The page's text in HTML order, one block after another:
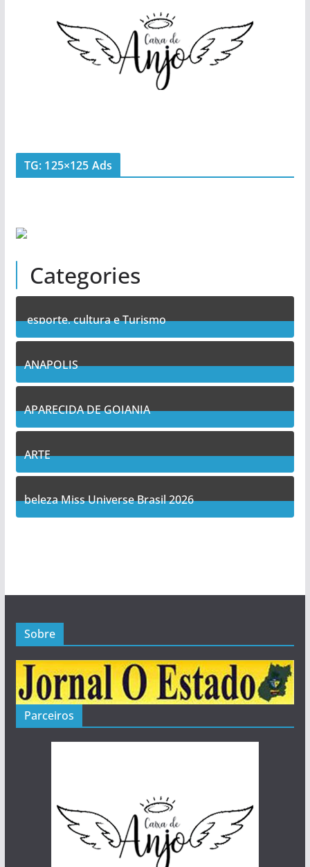
TG: 125×125 Ads
Categories
esporte, cultura e Turismo
7Posts
ANAPOLIS
11Posts
APARECIDA DE GOIANIA
14Posts
ARTE
5Posts
beleza Miss Universe Brasil 2026
Sobre
Parceiros